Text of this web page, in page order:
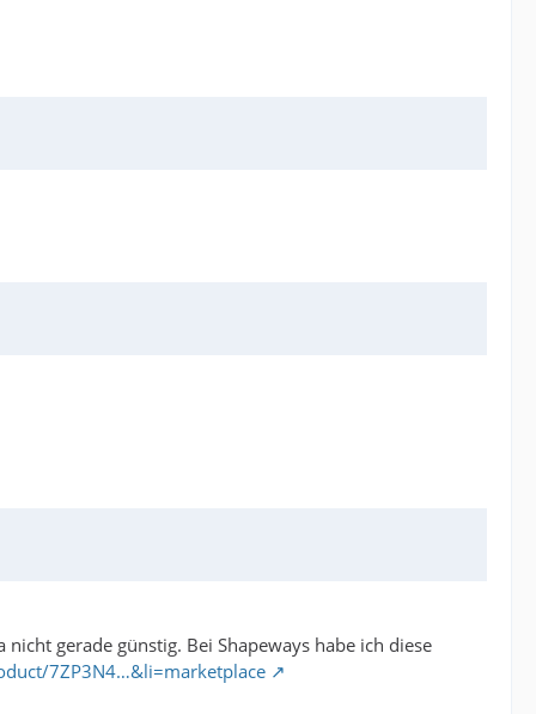
gerade günstig. Bei Shapeways habe ich diese
7ZP3N4…&li=marketplace